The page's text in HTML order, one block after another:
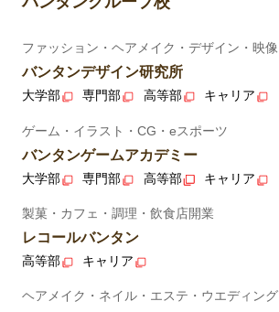
ファッション・ヘアメイク・デザイン・映像
バンタンデザイン研究所
大学部 専門部 高等部 キャリア
ゲーム・イラスト・CG・eスポーツ
バンタンゲームアカデミー
大学部 専門部 高等部 キャリア
製菓・カフェ・調理・飲食店開業
レコールバンタン
高等部 キャリア
ヘアメイク・ネイル・エステ・ウエディング